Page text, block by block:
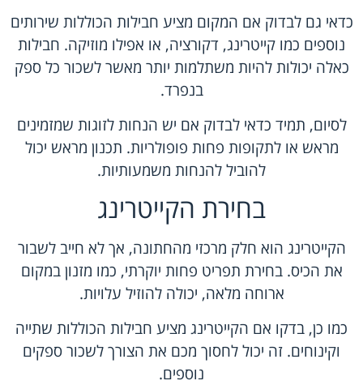
כדאי גם לבדוק אם המקום מציע חבילות הכוללות שירותים
נוספים כמו קייטרינג, דקורציה, או אפילו מוזיקה. חבילות
כאלה יכולות להיות משתלמות יותר מאשר לשכור כל ספק
בנפרד.
לסיום, תמיד כדאי לבדוק אם יש הנחות לזוגות שמזמינים
מראש או לתקופות פחות פופולריות. תכנון מראש יכול
להוביל להנחות משמעותיות.
בחירת הקייטרינג
הקייטרינג הוא חלק מרכזי מהחתונה, אך לא חייב לשבור
את הכיס. בחירת תפריט פחות יוקרתי, כמו מזנון במקום
ארוחה מלאה, יכולה להוזיל עלויות.
כמו כן, בדקו אם הקייטרינג מציע חבילות הכוללות שתייה
וקינוחים. זה יכול לחסוך מכם את הצורך לשכור ספקים
נוספים.